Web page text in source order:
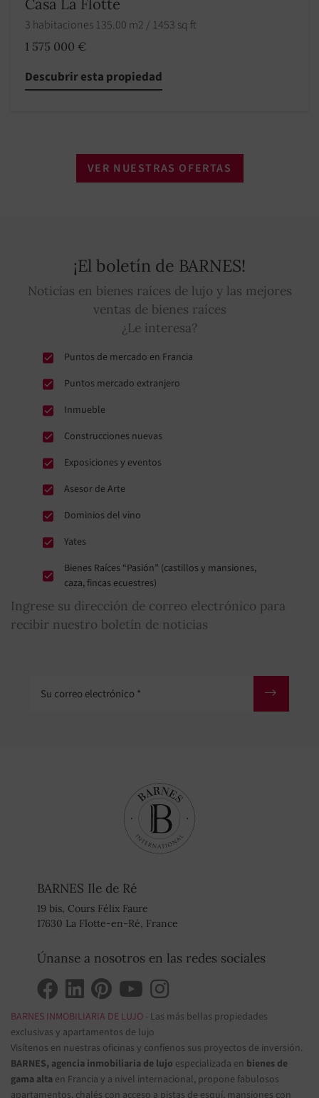
Casa La Flotte
3 habitaciones 135.00 m2 / 1453 sq ft
1 575 000 €
Descubrir esta propiedad
VER NUESTRAS OFERTAS
¡El boletín de BARNES!
Noticias en bienes raíces de lujo y las mejores
ventas de bienes raíces
¿Le interesa?
Puntos de mercado en Francia
Puntos mercado extranjero
Inmueble
Construcciones nuevas
Exposiciones y eventos
Asesor de Arte
Dominios del vino
Yates
Bienes Raíces “Pasión” (castillos y mansiones,
caza, fincas ecuestres)
Ingrese su dirección de correo electrónico para
recibir nuestro boletín de noticias
BARNES Ile de Ré
19 bis, Cours Félix Faure
17630 La Flotte-en-Ré, France
Únanse a nosotros en las redes sociales
BARNES INMOBILIARIA DE LUJO - Las más bellas propiedades
exclusivas y apartamentos de lujo
Visítenos en nuestras oficinas y confíenos sus proyectos de inversión.
BARNES, agencia inmobiliaria de lujo especializada en bienes de
gama alta en Francia y a nivel internacional, propone fabulosos